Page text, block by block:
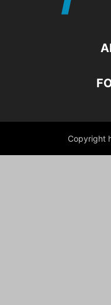
Copyright